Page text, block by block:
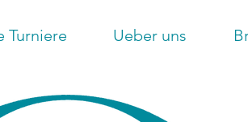
Turniere Ueber uns